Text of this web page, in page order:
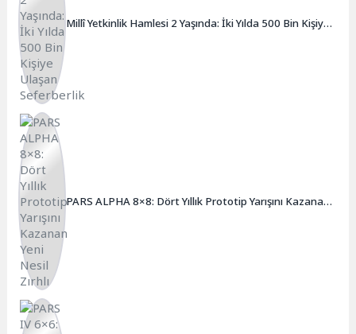
Millî Yetkinlik Hamlesi 2 Yaşında: İki Yılda 500 Bin Kişiye
PARS ALPHA 8×8: Dört Yıllık Prototip Yarışını Kazanan